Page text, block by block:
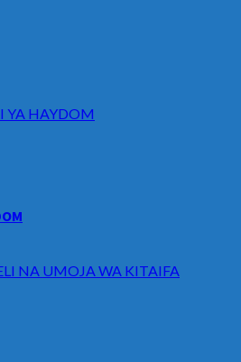
YA HAYDOM
NA UMOJA WA KITAIFA